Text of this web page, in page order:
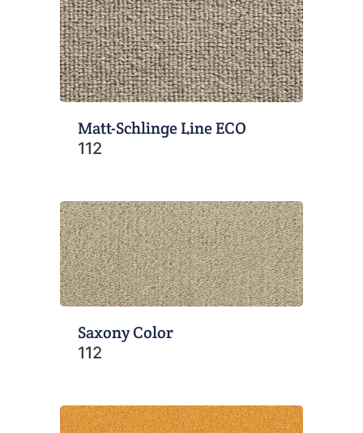
Matt-Schlinge Line ECO
112
Saxony Color
112